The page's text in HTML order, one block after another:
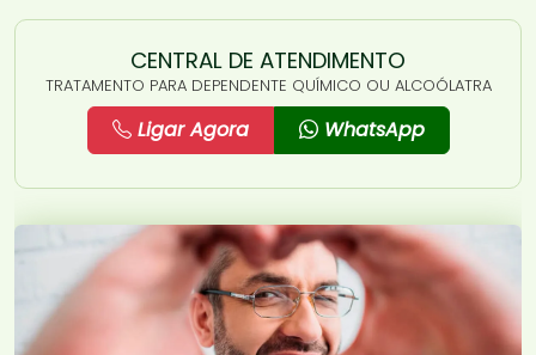
CENTRAL DE ATENDIMENTO
TRATAMENTO PARA DEPENDENTE QUÍMICO OU ALCOÓLATRA
Ligar Agora WhatsApp